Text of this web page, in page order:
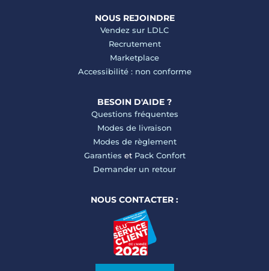
NOUS REJOINDRE
Vendez sur LDLC
Recrutement
Marketplace
Accessibilité : non conforme
BESOIN D'AIDE ?
Questions fréquentes
Modes de livraison
Modes de règlement
Garanties et Pack Confort
Demander un retour
NOUS CONTACTER :